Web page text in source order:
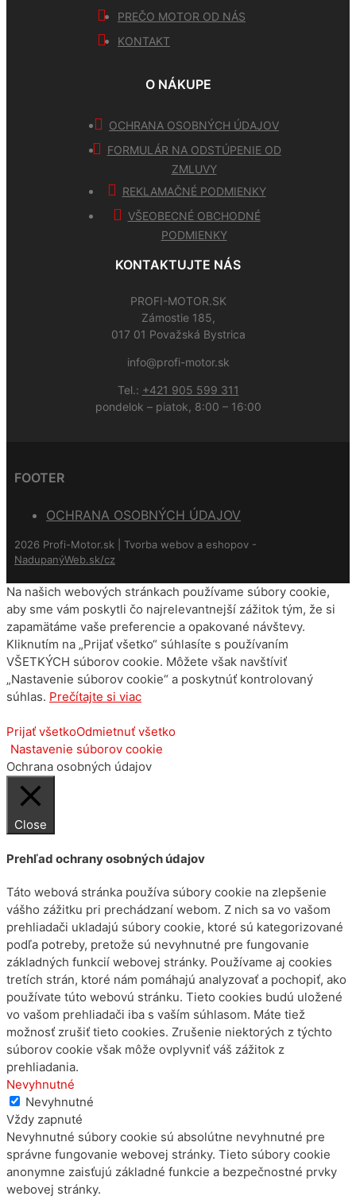
PREČO MOTOR OD NÁS
KONTAKT
O NÁKUPE
OCHRANA OSOBNÝCH ÚDAJOV
FORMULÁR NA ODSTÚPENIE OD
ZMLUVY
REKLAMAČNÉ PODMIENKY
VŠEOBECNÉ OBCHODNÉ
PODMIENKY
KONTAKTUJTE NÁS
PROFI-MOTOR.SK
Zámostie 185,
017 01 Považská Bystrica
info@profi-motor.sk
Tel.: +421 905 599 311
pondelok – piatok, 8:00 – 16:00
FOOTER
OCHRANA OSOBNÝCH ÚDAJOV
2026 Profi-Motor.sk | Tvorba webov a eshopov -
NadupanýWeb.sk/cz
Na našich webových stránkach používame súbory cookie,
aby sme vám poskytli čo najrelevantnejší zážitok tým, že si
zapamätáme vaše preferencie a opakované návštevy.
Kliknutím na „Prijať všetko“ súhlasíte s používaním
VŠETKÝCH súborov cookie. Môžete však navštíviť
„Nastavenie súborov cookie“ a poskytnúť kontrolovaný
súhlas. Prečítajte si viac
Prijať všetkoOdmietnuť všetko
Nastavenie súborov cookie
Ochrana osobných údajov
Close
Prehľad ochrany osobných údajov
Táto webová stránka používa súbory cookie na zlepšenie
vášho zážitku pri prechádzaní webom. Z nich sa vo vašom
prehliadači ukladajú súbory cookie, ktoré sú kategorizované
podľa potreby, pretože sú nevyhnutné pre fungovanie
základných funkcií webovej stránky. Používame aj cookies
tretích strán, ktoré nám pomáhajú analyzovať a pochopiť, ako
používate túto webovú stránku. Tieto cookies budú uložené
vo vašom prehliadači iba s vaším súhlasom. Máte tiež
možnosť zrušiť tieto cookies. Zrušenie niektorých z týchto
súborov cookie však môže ovplyvniť váš zážitok z
prehliadania.
Nevyhnutné
Nevyhnutné
Vždy zapnuté
Nevyhnutné súbory cookie sú absolútne nevyhnutné pre
správne fungovanie webovej stránky. Tieto súbory cookie
anonymne zaisťujú základné funkcie a bezpečnostné prvky
webovej stránky.